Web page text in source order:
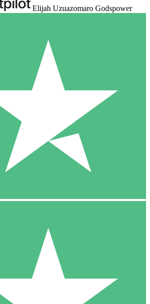
Elijah Uzuazomaro Godspower